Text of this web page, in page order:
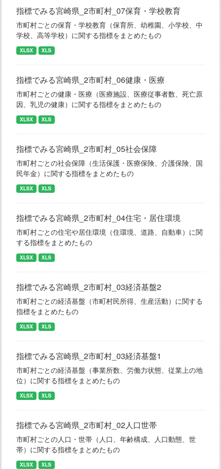
指標でみる宮崎県_2市町村_07保育・学校教育
市町村ごとの保育・学校教育（保育所、幼稚園、小学校、中
学校、高等学校）に関する指標をまとめたもの
XLSX XLS
指標でみる宮崎県_2市町村_06健康・医療
市町村ごとの健康・医療（医療施設、医療従事者数、死亡原
因、乳児の健康）に関する指標をまとめたもの
XLSX XLS
指標でみる宮崎県_2市町村_05社会保障
市町村ごとの社会保障（生活保護・医療保険、介護保険、国
民年金）に関する指標をまとめたもの
XLSX XLS
指標でみる宮崎県_2市町村_04住宅・居住環境
市町村ごとの住宅や居住環境（住環境、道路、自動車）に関
する指標をまとめたもの
XLSX XLS
指標でみる宮崎県_2市町村_03経済基盤2
市町村ごとの経済基盤（市町村民所得、生産活動）に関する
指標をまとめたもの
XLSX XLS
指標でみる宮崎県_2市町村_03経済基盤1
市町村ごとの経済基盤（事業所数、労働力状態、従業上の地
位）に関する指標をまとめたもの
XLSX XLS
指標でみる宮崎県_2市町村_02人口世帯
市町村ごとの人口・世帯（人口、年齢構成、人口動態、世
帯）に関する指標をまとめたもの
XLSX XLS